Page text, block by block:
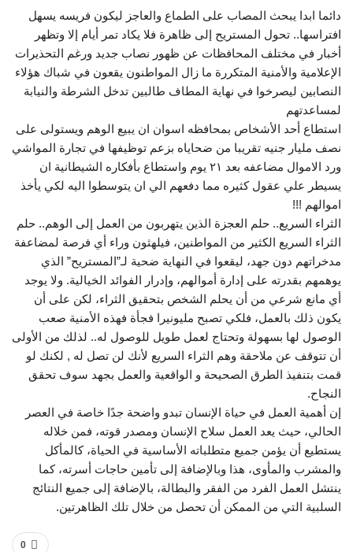
دائما ابدا يبحث المصاب على الطماع والعاجز ليكون فريسه يسهل
افتراسها.. تحول المستريح إلى ظاهرة فلا يكاد تمر أيام إلا وتظهر
أخبار في مختلف المحافظات عن ظهور نصاب جديد ورغم التحذيرات
الإعلامية والأمنية المتكررة ما زال المواطنون يقعون في شباك هؤلاء
النصابين ليصرخوا في نهاية المطاف طالبين تدخل الشرطة والنيابة
لمساعدتهم
استطاع أحد الأشخاص بمحافظه اسوان ان يبيع الوهم ويستولى على
نصف مليار جنيه تقريبا من ضحاياه بزعم توظيفها في تجارة المواشي
ورد الاموال مضاعفه بعد ٢١ يوم واستطاع بأفكاره الشيطانية ان
يسيطر علي عقول كثيره مما دفعهم الي ان يتوسطوا اليه لكي يأخذ
اموالهم !!!
الثراء السريع.. حلم العجزة الذين يتهربون من العمل إلى الوهم.. حلم
الثراء السريع الكثير من المواطنين، فيلهثون وراء أي فرصة لمضاعفة
مدخراتهم دون جهد، ليقعوا في النهاية ضحية لـ”المستريح” الذي
يوهمهم بقدرته على إدارة أموالهم، وإدرار الفوائد الخيالية. ولا يوجد
أي مانع شرعي من أن يحلم الشخص بتحقيق الثراء، لكن على أن
يكون ذلك بالعمل، فلكي تصبح مليونيرا فجأة فهذه الأمنية صعب
الوصول لها بسهولة وتحتاج لعمل طويل للوصول له.. لذلك من الأولى
أن تتوقف عن ملاحقة وهم الثراء السريع لأنك لن تصل له , لكنك لو
قمت بتنفيذ الطرق الصحيحة و الواقعية والعمل بجهد سوف تحقق
النجاح.
إن أهمية العمل في حياة الإنسان تبدو واضحة جدًا خاصة في العصر
الحالي، حيث يعد العمل سلاح الإنسان ومصدر قوته، فمن خلاله
يستطيع أن يؤمن جميع متطلباته الأساسية في الحياة، كالمأكل
والمشرب والمأوى، هذا وبالإضافة إلى تأمين حاجات أسرته، كما
ينتشل العمل الفرد من الفقر والبطالة، بالإضافة إلى جميع النتائج
السلبية التي من الممكن أن تحصل من خلال تلك الظاهرتين.
0